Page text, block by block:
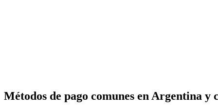
Métodos de pago comunes en Argentina